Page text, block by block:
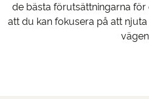
de bästa förutsättningarna för
att du kan fokusera på att